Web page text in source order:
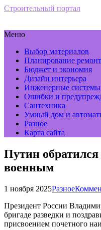
Строительный портал
Меню
Выбор материалов
Планирование
Бюджет и экономия
Дизайн интерьера
Инженерные системы
Ошибки и
Сантехника
Умный дом и
Разное
Карта сайта
Путин
военным
1 ноября 2025Разное
Президент России
бригаде разведки и
присвоением почетного